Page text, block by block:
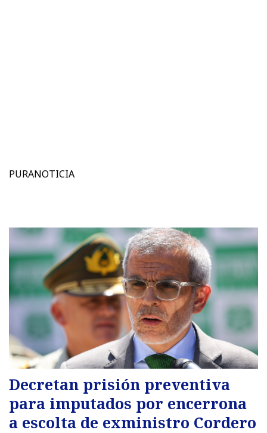
PURANOTICIA
Decretan prisión preventiva
para imputados por encerrona
a escolta de exministro Cordero